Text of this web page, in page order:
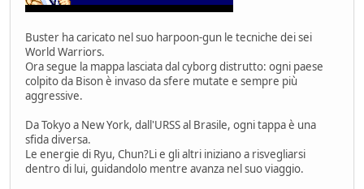
Buster ha caricato nel suo harpoon-gun le tecniche dei sei
World Warriors.
Ora segue la mappa lasciata dal cyborg distrutto: ogni paese
colpito da Bison è invaso da sfere mutate e sempre più
aggressive.
Da Tokyo a New York, dall'URSS al Brasile, ogni tappa è una
sfida diversa.
Le energie di Ryu, Chun?Li e gli altri iniziano a risvegliarsi
dentro di lui, guidandolo mentre avanza nel suo viaggio.